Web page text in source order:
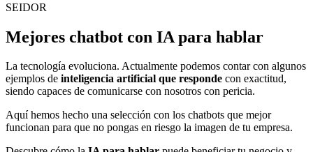
SEIDOR
Mejores chatbot con IA para hablar
La tecnología evoluciona. Actualmente podemos contar con algunos
ejemplos de inteligencia artificial que responde con exactitud,
siendo capaces de comunicarse con nosotros con pericia.
Aquí hemos hecho una selección con los chatbots que mejor
funcionan para que no pongas en riesgo la imagen de tu empresa.